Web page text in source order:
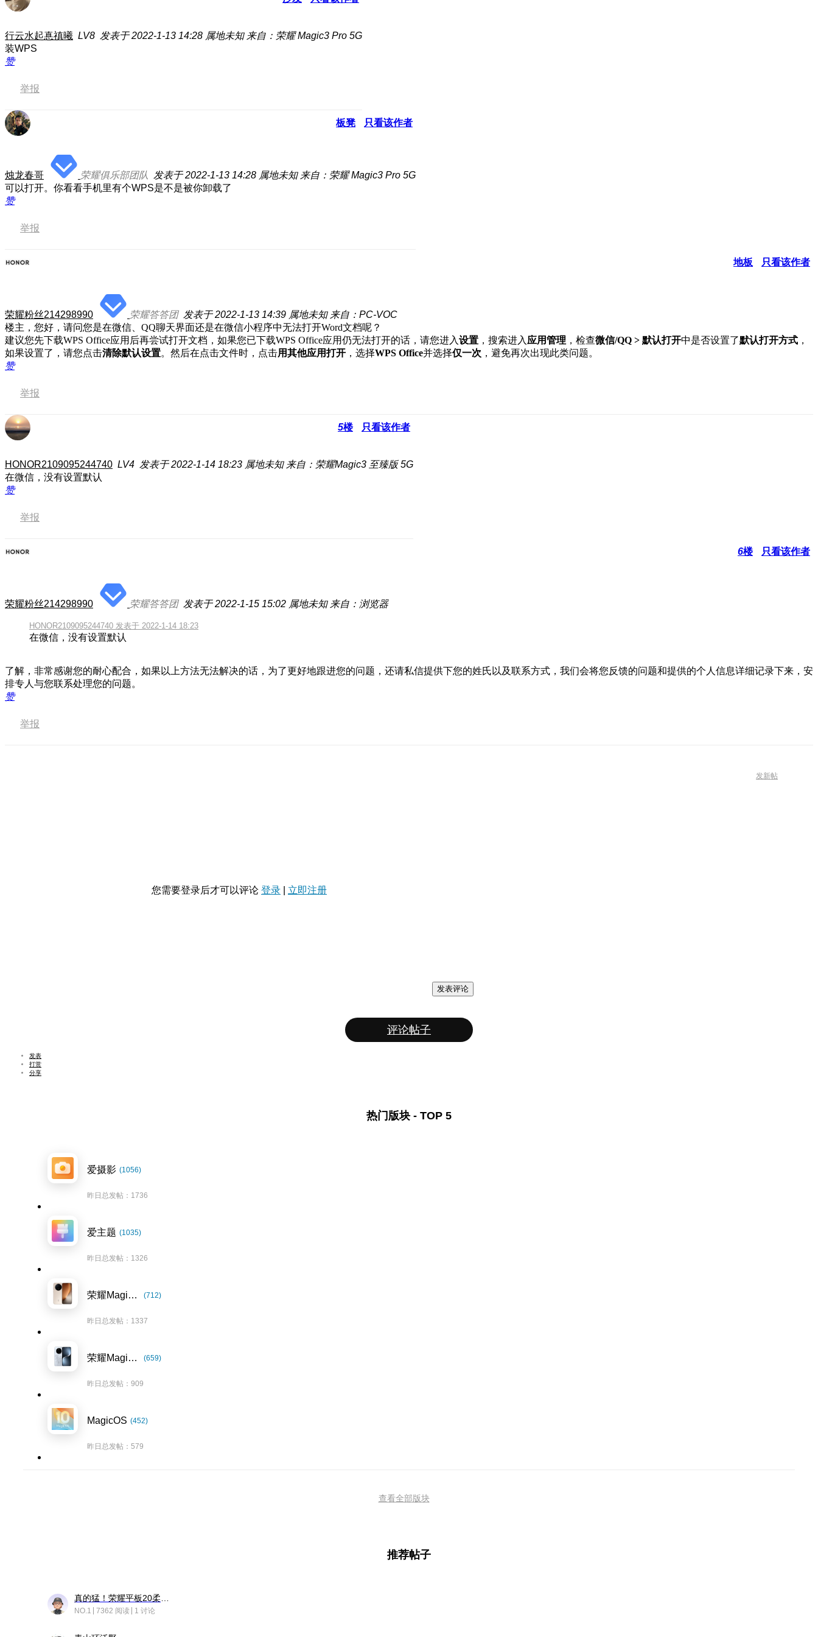
行云水起惪禛曦 LV8 发表于 2022-1-13 14:28 属地未知 来自：荣耀 Magic3 Pro 5G
装WPS
赞
举报
板凳 只看该作者
烛龙春哥 荣耀俱乐部团队 发表于 2022-1-13 14:28 属地未知 来自：荣耀 Magic3 Pro 5G
可以打开。你看看手机里有个WPS是不是被你卸载了
赞
举报
地板 只看该作者
荣耀粉丝214298990 荣耀答答团 发表于 2022-1-13 14:39 属地未知 来自：PC-VOC
楼主，您好，请问您是在微信、QQ聊天界面还是在微信小程序中无法打开Word文档呢？
建议您先下载WPS Office应用后再尝试打开文档，如果您已下载WPS Office应用仍无法打开的话，请您进入设置 ，搜索进入 应用管理 ，检查微信/QQ > 默认打开中是否设置了默认打开方式 ，
如果设置了，请您点击清除默认设置。然后在点击文件时，点击用其他应用打开 ，选择WPS Office并选择仅一次 ，避免再次出现此类问题。
赞
举报
5楼 只看该作者
HONOR2109095244740 LV4 发表于 2022-1-14 18:23 属地未知 来自：荣耀Magic3 至臻版 5G
在微信，没有设置默认
赞
举报
6楼 只看该作者
荣耀粉丝214298990 荣耀答答团 发表于 2022-1-15 15:02 属地未知 来自：浏览器
HONOR2109095244740 发表于 2022-1-14 18:23
在微信，没有设置默认
了解，非常感谢您的耐心配合，如果以上方法无法解决的话，为了更好地跟进您的问题，还请私信提供下您的姓氏以及联系方式，我们会将您反馈的问题和提供的个人信息详细记录下来，安
排专人与您联系处理您的问题。
赞
举报
发新帖
您需要登录后才可以评论 登录 立即注册
发表评论
评论帖子
发表
打赏
分享
热门版块 - TOP 5
爱摄影 (1056)
昨日总发帖：1736
爱主题 (1035)
昨日总发帖：1326
荣耀Magic8系列 (712)
昨日总发帖：1337
荣耀Magic7系列 (659)
昨日总发帖：909
MagicOS (452)
昨日总发帖：579
查看全部版块
推荐帖子
NO.1 7362 阅读 1 讨论